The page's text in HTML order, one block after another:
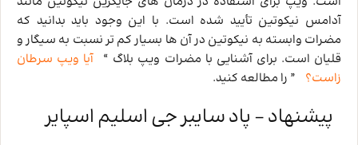
آدامس نیکوتین تأیید شده است. با این وجود باید بدانید که
مضرات وابسته به نیکوتین در آن ها بسیار کم تر نسبت به سیگار و
قلیان است. برای آشنایی با مضرات ویپ بلاگ “ آیا ویپ سرطان
زاست؟
” را مطالعه کنید.
پیشنهاد – پاد سایبر جی اسلیم اسپایر